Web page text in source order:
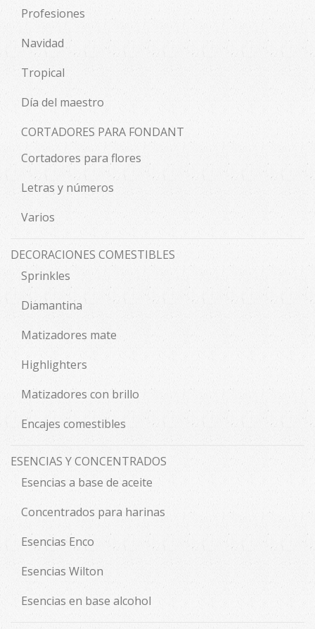
Profesiones
Navidad
Tropical
Día del maestro
CORTADORES PARA FONDANT
Cortadores para flores
Letras y números
Varios
DECORACIONES COMESTIBLES
Sprinkles
Diamantina
Matizadores mate
Highlighters
Matizadores con brillo
Encajes comestibles
ESENCIAS Y CONCENTRADOS
Esencias a base de aceite
Concentrados para harinas
Esencias Enco
Esencias Wilton
Esencias en base alcohol